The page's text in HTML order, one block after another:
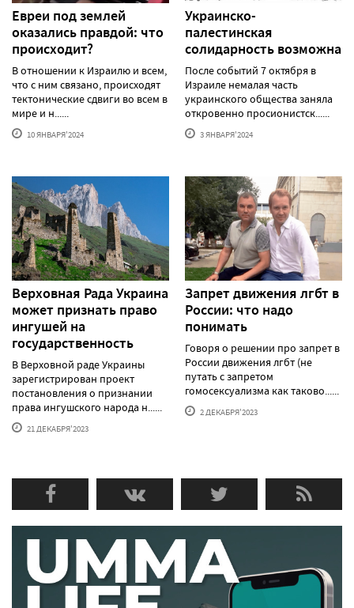
Евреи под землей
оказались правдой: что
происходит?
В отношении к Израилю и всем,
что с ним связано, происходят
тектонические сдвиги во всем в
мире и н......
10 ЯНВАРЯ'2024
Украинско-
палестинская
солидарность возможна
После событий 7 октября в
Израиле немалая часть
украинского общества заняла
откровенно просионистск......
3 ЯНВАРЯ'2024
Верховная Рада Украина
может признать право
ингушей на
государственность
В Верховной раде Украины
зарегистрирован проект
постановления о признании
права ингушского народа н......
21 ДЕКАБРЯ'2023
Запрет движения лгбт в
России: что надо
понимать
Говоря о решении про запрет в
России движения лгбт (не
путать с запретом
гомосексуализма как таково......
2 ДЕКАБРЯ'2023